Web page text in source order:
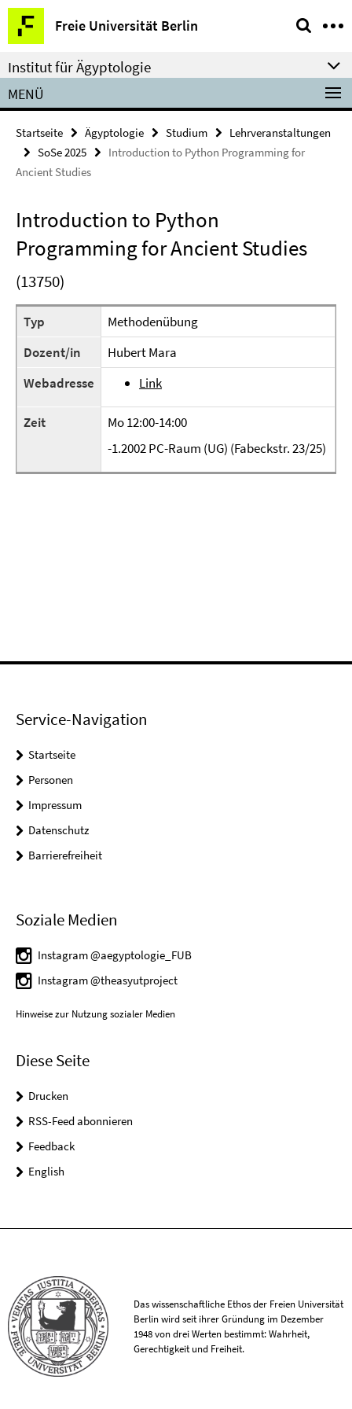
Springe
direkt
zu
Inhalt
Freie Universität Berlin
Service-
Navigation
Institut für Ägyptologie
MENÜ
Startseite Ägyptologie Studium
Lehrveranstaltungen
SoSe 2025
Introduction to Python Programming for
Ancient Studies
Introduction to Python
Programming for Ancient Studies
(13750)
Typ
Methodenübung
Dozent/in
Hubert Mara
Webadresse
Link
Zeit
Mo 12:00-14:00
-1.2002 PC-Raum (UG) (Fabeckstr. 23/25)
Service-Navigation
Startseite
Personen
Impressum
Datenschutz
Barrierefreiheit
Soziale Medien
Instagram @aegyptologie_FUB
Instagram @theasyutproject
Hinweise zur Nutzung sozialer Medien
Diese Seite
Drucken
RSS-Feed abonnieren
Feedback
English
Das wissenschaftliche Ethos der Freien Universität
Berlin wird seit ihrer Gründung im Dezember
1948 von drei Werten bestimmt: Wahrheit,
Gerechtigkeit und Freiheit.